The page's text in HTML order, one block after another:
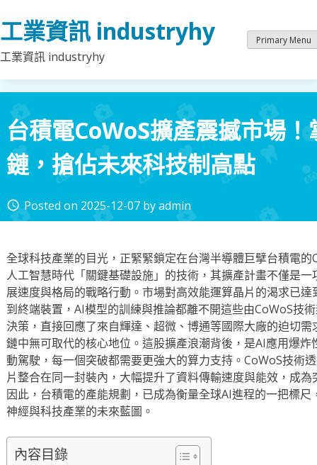
to
content
工業資訊 industryhy
工業資訊 industryhy
Primary Menu
台積電CoWoS擴產震撼市場
鏈，搶佔未來科技制高點
access_time Posted on 2025-12-07 byadmin
全球科技產業的目光，正緊緊鎖定在台灣半導體巨擘台積電
人工智慧時代「關鍵基礎設施」的技術，其擴產計畫不僅是
展速度與格局的戰略行動。市場對高效能運算晶片的渴求已
到終端裝置，AI模型的訓練與推論都離不開這些由CoWoS技
決策，直接回應了來自輝達、超微、博通等國際大廠的迫切
鏈中無可取代的核心地位。這股擴產浪潮背後，是AI應用爆
動駕駛，每一個突破都需要更強大的算力支持。CoWoS技術
片整合在同一封裝內，大幅提升了資料傳輸速度與能效，成
因此，台積電的產能規劃，已成為衡量全球AI進程的一把標
神經與科技產業的未來藍圖。
內容目錄